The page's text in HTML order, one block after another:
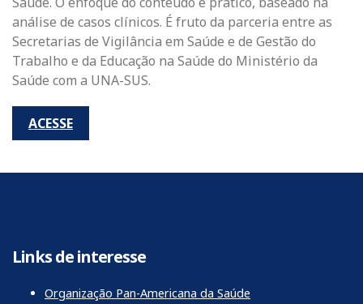
análise de casos clínicos. É fruto da parceria entre as
Secretarias de Vigilância em Saúde e de Gestão do
Trabalho e da Educação na Saúde do Ministério da
Saúde com a UNA-SUS.
ACESSE
Links de interesse
Organização Pan-Americana da Saúde